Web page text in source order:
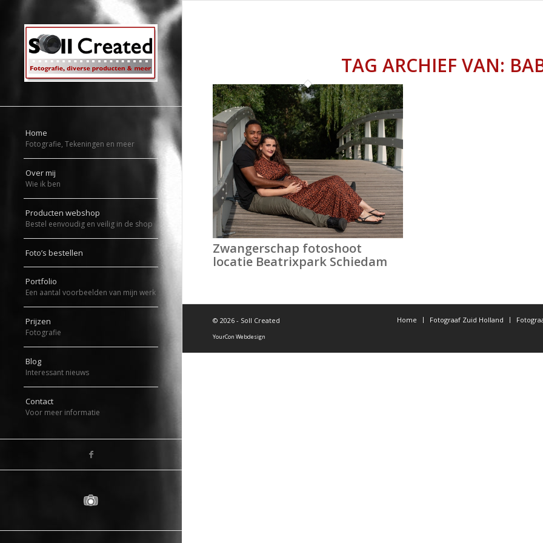
Home
Fotografie, Tekeningen en meer
Over mij
Wie ik ben
Producten webshop
Bestel eenvoudig en veilig in de shop
Foto’s bestellen
Portfolio
Een aantal voorbeelden van mijn werk
Prijzen
Fotografie
Blog
Interessant nieuws
Contact
Voor meer informatie
TAG ARCHIEF VAN:
Zwangerschap fotoshoot
locatie Beatrixpark Schiedam
© 2026 - Soll Created
YourCon Webdesign
Home Fotograaf Zuid Holland